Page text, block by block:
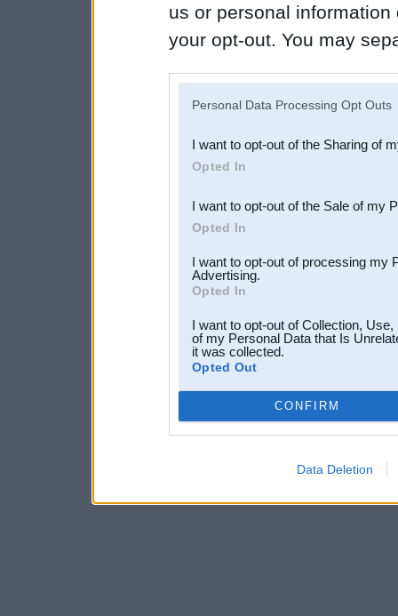
us or personal
your opt-out. You may
Downstream Participants
third parties.
Personal Data Processing Opt Outs
I want to opt-out of the Sharing of
Opted In
I want to opt-out of the Sale of my
Opted In
I want to opt-out of processing my
Advertising.
Opted In
I want to opt-out of Collection,
of my Personal Data that Is
it was collected.
Opted Out
CONFIRM
Data Deletion